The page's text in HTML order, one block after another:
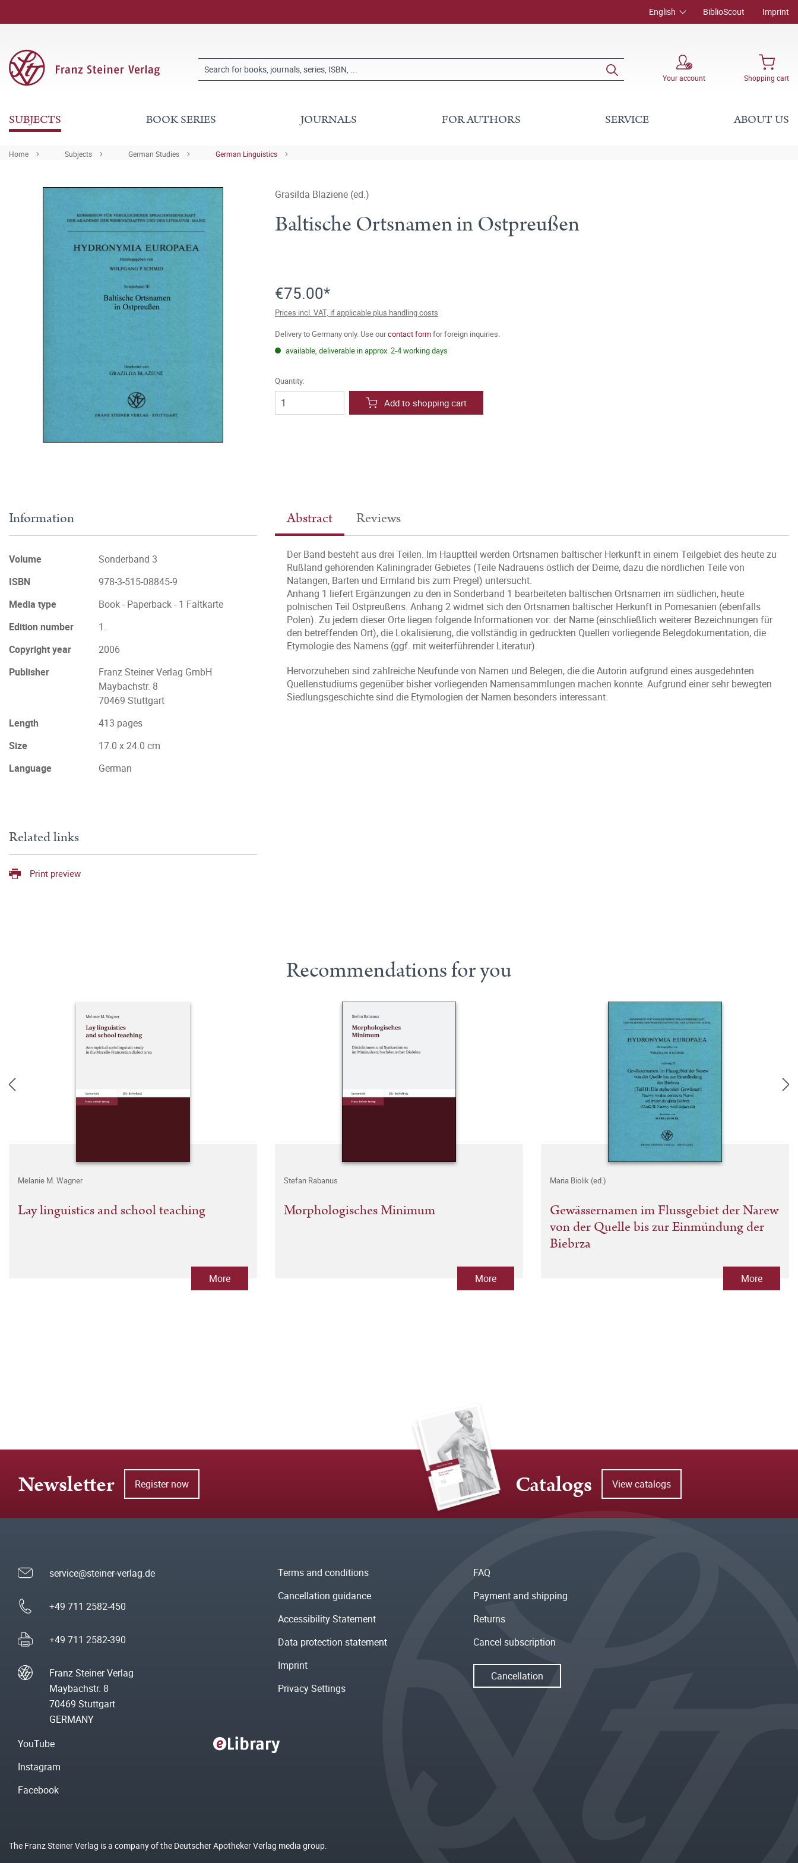
English BiblioScout Imprint
Your account Shopping cart
SUBJECTS BOOK SERIES JOURNALS FOR AUTHORS SERVICE ABOUT US
Home Subjects German Studies German Linguistics
Grasilda Blaziene (ed.)
Baltische Ortsnamen in Ostpreußen
€75.00*
Prices incl. VAT, if applicable plus handling costs
Delivery to Germany only. Use ourcontact formfor foreign inquiries.
available, deliverable in approx. 2-4 working days
Quantity:
Add to shopping cart
Abstract Reviews
Der Band besteht aus drei Teilen. Im Hauptteil werden Ortsnamen baltischer Herkunft in einem Teilgebiet des heute zu
Rußland gehörenden Kaliningrader Gebietes (Teile Nadrauens östlich der Deime, dazu die nördlichen Teile von
Natangen, Barten und Ermland bis zum Pregel) untersucht.
Anhang 1 liefert Ergänzungen zu den in Sonderband 1 bearbeiteten baltischen Ortsnamen im südlichen, heute
polnischen Teil Ostpreußens. Anhang 2 widmet sich den Ortsnamen baltischer Herkunft in Pomesanien (ebenfalls
Polen). Zu jedem dieser Orte liegen folgende Informationen vor: der Name (einschließlich weiterer Bezeichnungen für
den betreffenden Ort), die Lokalisierung, die vollständig in gedruckten Quellen vorliegende Belegdokumentation, die
Etymologie des Namens (ggf. mit weiterführender Literatur).
Hervorzuheben sind zahlreiche Neufunde von Namen und Belegen, die die Autorin aufgrund eines ausgedehnten
Quellenstudiums gegenüber bisher vorliegenden Namensammlungen machen konnte. Aufgrund einer sehr bewegten
Siedlungsgeschichte sind die Etymologien der Namen besonders interessant.
Information
Volume
Sonderband 3
ISBN
978-3-515-08845-9
Media type
Book - Paperback - 1 Faltkarte
Edition number
1.
Copyright year
2006
Publisher
Franz Steiner Verlag GmbH
Maybachstr. 8
70469 Stuttgart
Length
413 pages
Size
17.0 x 24.0 cm
Language
German
Related links
Print preview
Recommendations for you
Melanie M. Wagner
Lay linguistics and school teaching
More
Stefan Rabanus
Morphologisches Minimum
More
Maria Biolik (ed.)
Gewässernamen im Flussgebiet der Narew
von der Quelle bis zur Einmündung der
Biebrza
More
Newsletter Register now Catalogs View catalogs
service@steiner-verlag.de
+49 711 2582-450
+49 711 2582-390
Franz Steiner Verlag
Maybachstr. 8
70469 Stuttgart
GERMANY
Terms and conditions
Cancellation guidance
Accessibility Statement
Data protection statement
Imprint
Privacy Settings
FAQ
Payment and shipping
Returns
Cancel subscription
Cancellation
YouTube
Instagram
Facebook
The Franz Steiner Verlag is a company of the Deutscher Apotheker Verlag media group.